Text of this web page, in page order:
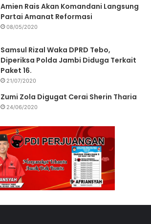
Amien Rais Akan Komandani Langsung
Partai Amanat Reformasi
08/05/2020
Samsul Rizal Waka DPRD Tebo,
Diperiksa Polda Jambi Diduga Terkait
Paket 16.
21/07/2020
Zumi Zola Digugat Cerai Sherin Tharia
24/06/2020